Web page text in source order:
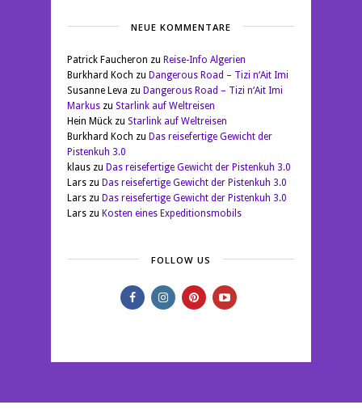
NEUE KOMMENTARE
Patrick Faucheron zu Reise-Info Algerien
Burkhard Koch zu Dangerous Road – Tizi n‘Ait Imi
Susanne Leva zu Dangerous Road – Tizi n‘Ait Imi
Markuszu Starlink auf Weltreisen
Hein Mückzu Starlink auf Weltreisen
Burkhard Koch zu Das reisefertige Gewicht der
Pistenkuh 3.0
klauszu Das reisefertige Gewicht der Pistenkuh 3.0
Larszu Das reisefertige Gewicht der Pistenkuh 3.0
Larszu Das reisefertige Gewicht der Pistenkuh 3.0
Larszu Kosten eines Expeditionsmobils
FOLLOW US